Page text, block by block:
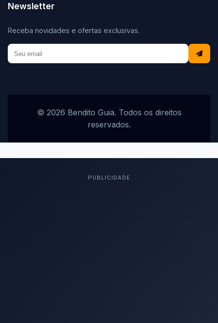
Newsletter
Receba novidades e ofertas exclusivas.
© 2026 Bendito Guia. Todos os direitos
reservados.